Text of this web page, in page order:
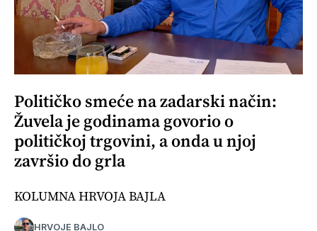
Političko smeće na zadarski način:
Žuvela je godinama govorio o
političkoj trgovini, a onda u njoj
završio do grla
KOLUMNA HRVOJA BAJLA
HRVOJE BAJLO